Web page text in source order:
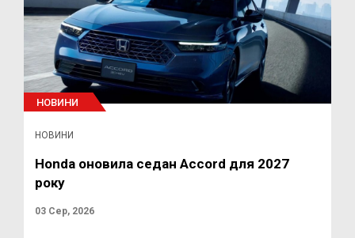
НОВИНИ
НОВИНИ
Honda оновила седан Accord для 2027
року
03 Сер, 2026